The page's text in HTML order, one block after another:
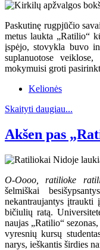
Paskutinę rugpjūčio
metus laukta „Ratilio“
įspėjo, stovykla buvo
suplanuotose
mokymuisi groti
Kelionės
Skaityti daugiau...
Akšen pas
O-Oooo, ratilioke
šelmiškai
nekantraujantys įtraukti
bičiulių ratą.
naujas „Ratilio“
vyresnių kursų
narys, ieškantis širdies